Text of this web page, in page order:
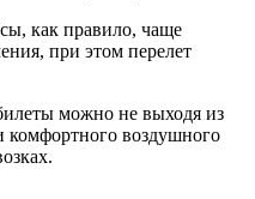
как правило, чаще
при этом перелет
можно не выходя из
комфортного воздушного